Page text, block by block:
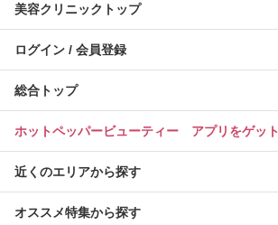
美容クリニックトップ
ログイン / 会員登録
総合トップ
ホットペッパービューティー アプリをゲット
近くのエリアから探す
オススメ特集から探す